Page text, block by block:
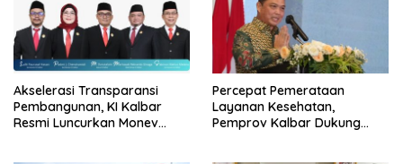
Akselerasi Transparansi
Pembangunan, KI Kalbar
Resmi Luncurkan Monev
Percepat Pemerataan
Layanan Kesehatan,
Pemprov Kalbar Dukung